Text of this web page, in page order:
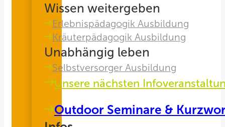
Wissen weitergeben
Erlebnispädagogik Ausbildung
Kräuterpädagogik Ausbildung
Unabhängig leben
Selbstversorger Ausbildung
Unsere nächsten
Outdoor Seminare &